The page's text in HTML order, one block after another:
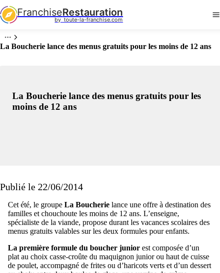
FranchiseRestauration
by  toute-la-franchise.com
La Boucherie lance des menus gratuits pour les moins de 12 ans
La Boucherie lance des menus gratuits pour les
moins de 12 ans
Publié le 22/06/2014
Cet été, le groupe La Boucherie lance une offre à destination des
familles et chouchoute les moins de 12 ans. L’enseigne,
spécialiste de la viande, propose durant les vacances scolaires des
menus gratuits valables sur les deux formules pour enfants.
La première formule du boucher junior est composée d’un
plat au choix casse-croûte du maquignon junior ou haut de cuisse
de poulet, accompagné de frites ou d’haricots verts et d’un dessert